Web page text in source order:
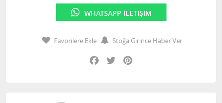
WHATSAPP İLETIŞIM
Favorilere Ekle
Stoğa Girince Haber Ver
Facebook
Twitter